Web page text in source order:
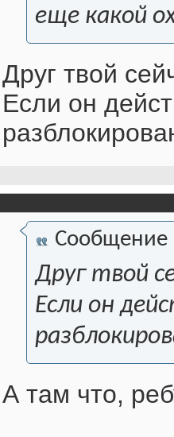
еще какой
Друг твой
Если он
Сообщение
Друг твой
Если он
А там что,